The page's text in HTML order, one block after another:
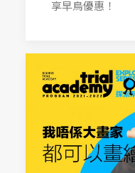
享早鳥優惠！